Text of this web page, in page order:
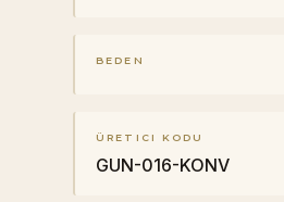
BEDEN
ÜRETICI KODU
GUN-016-KONV